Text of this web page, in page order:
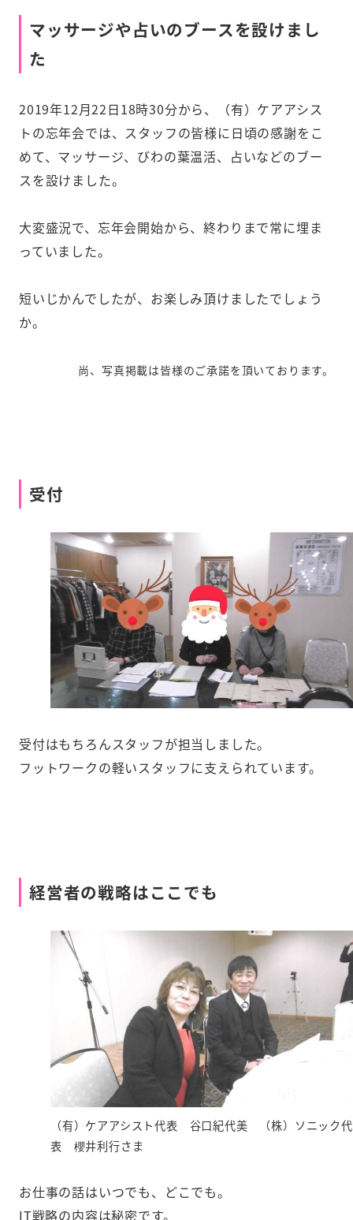
マッサージや占いのブースを設けまし
た
2019年12月22日18時30分から、（有）ケアアシス
トの忘年会では、スタッフの皆様に日頃の感謝をこ
めて、マッサージ、びわの葉温活、占いなどのブー
スを設けました。
大変盛況で、忘年会開始から、終わりまで常に埋ま
っていました。
短いじかんでしたが、お楽しみ頂けましたでしょう
か。
尚、写真掲載は皆様のご承諾を頂いております。
受付
受付はもちろんスタッフが担当しました。
フットワークの軽いスタッフに支えられています。
経営者の戦略はここでも
（有）ケアアシスト代表 谷口紀代美 （株）ソニック代
表 櫻井利行さま
お仕事の話はいつでも、どこでも。
IT戦略の内容は秘密です。